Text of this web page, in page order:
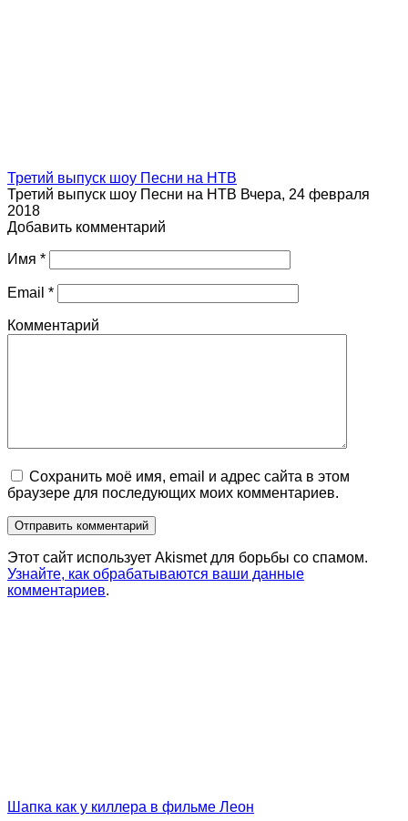
Третий выпуск шоу Песни на НТВ
Третий выпуск шоу Песни на НТВ Вчера, 24 февраля
2018
Добавить комментарий
Имя *
Email *
Комментарий
Сохранить моё имя, email и адрес сайта в этом
браузере для последующих моих комментариев.
Этот сайт использует Akismet для борьбы со спамом.
Узнайте, как обрабатываются ваши данные
комментариев.
Шапка как у киллера в фильме Леон